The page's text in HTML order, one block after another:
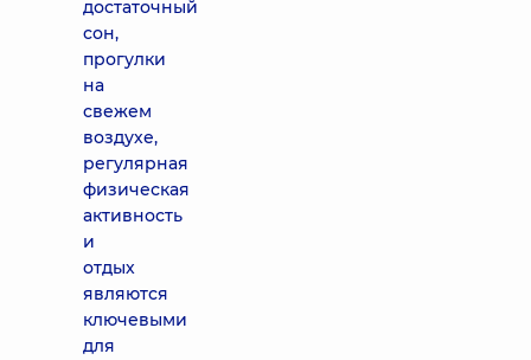
достаточный
сон,
прогулки
на
свежем
воздухе,
регулярная
физическая
активность
и
отдых
являются
ключевыми
для